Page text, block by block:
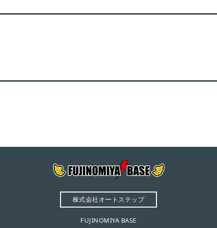
株式会社オートステップ
FUJINOMIYA BASE